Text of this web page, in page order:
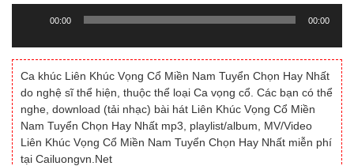
00:00 00:00
Ca khúc Liên Khúc Vọng Cổ Miền Nam Tuyển Chọn Hay Nhất
do nghệ sĩ thể hiện, thuộc thể loại Ca vọng cổ. Các bạn có thể
nghe, download (tải nhạc) bài hát Liên Khúc Vọng Cổ Miền
Nam Tuyển Chọn Hay Nhất mp3, playlist/album, MV/Video
Liên Khúc Vọng Cổ Miền Nam Tuyển Chọn Hay Nhất miễn phí
tại Cailuongvn.Net